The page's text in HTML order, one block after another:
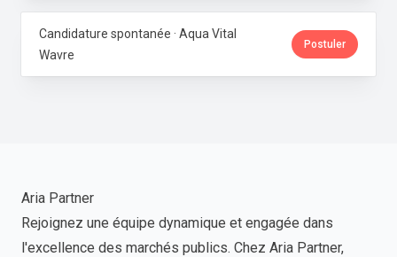
Candidature spontanée · Aqua Vital
Wavre
Postuler
Aria Partner
Rejoignez une équipe dynamique et engagée dans
l'excellence des marchés publics. Chez Aria Partner,